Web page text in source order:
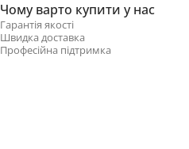
Чому варто купити у нас
Гарантія якості
Швидка доставка
Професійна підтримка